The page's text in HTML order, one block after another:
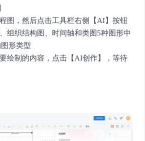
图，然后点击工具栏右侧【AI】按钮
组织结构图、时间轴和类图5种图形中
形类型
绘制的内容，点击【AI创作】，等待